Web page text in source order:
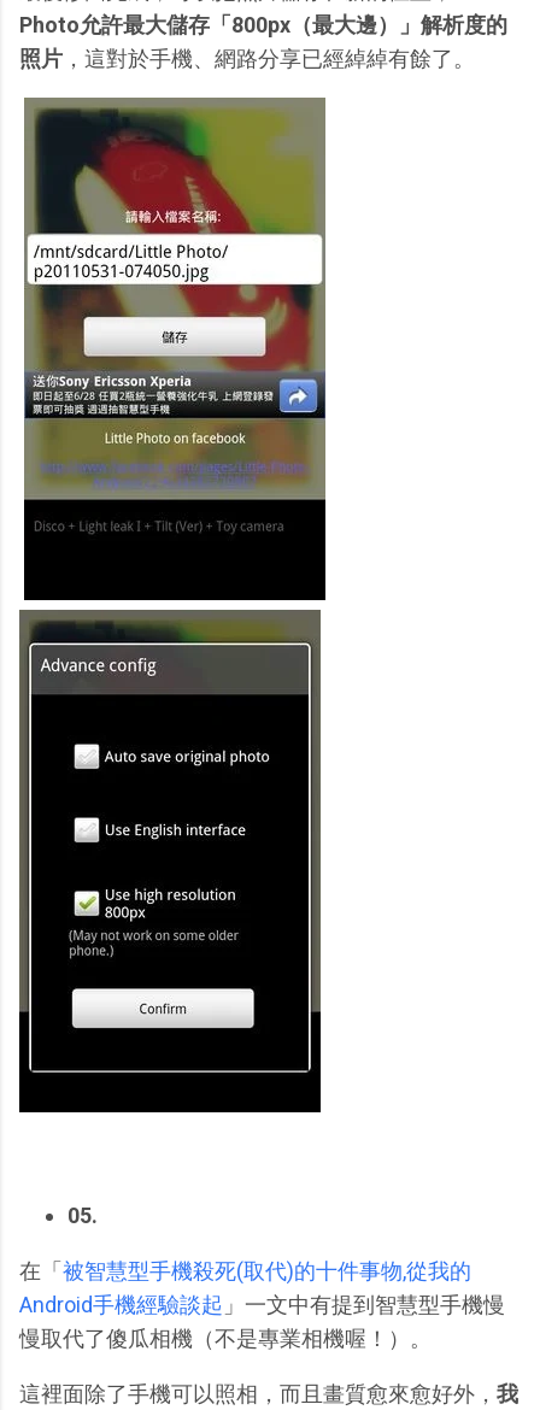
Photo允許最大儲存「800px（最大邊）」解析度的
照片 ，這對於手機、網路分享已經綽綽有餘了。
05.
在「 被智慧型手機殺死(取代)的十件事物,從我的
Android手機經驗談起 」一文中有提到智慧型手機慢
慢取代了傻瓜相機（不是專業相機喔！）。
這裡面除了手機可以照相，而且畫質愈來愈好外， 我